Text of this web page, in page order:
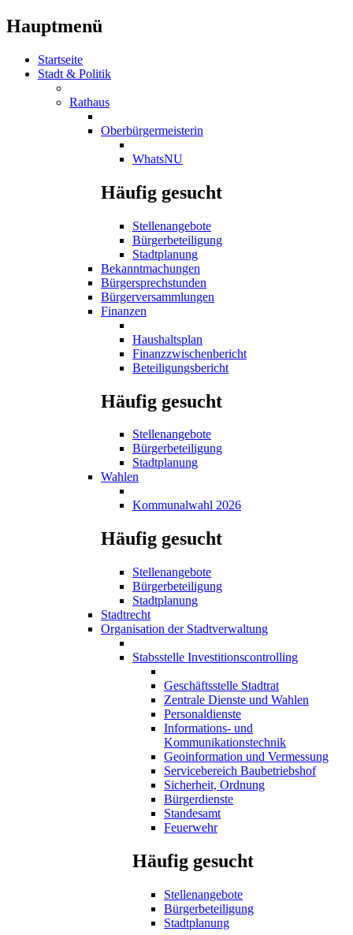
Hauptmenü
Startseite
Stadt & Politik
Rathaus
Oberbürgermeisterin
WhatsNU
Häufig gesucht
Stellenangebote
Bürgerbeteiligung
Stadtplanung
Bekanntmachungen
Bürgersprechstunden
Bürgerversammlungen
Finanzen
Haushaltsplan
Finanzzwischenbericht
Beteiligungsbericht
Häufig gesucht
Stellenangebote
Bürgerbeteiligung
Stadtplanung
Wahlen
Kommunalwahl 2026
Häufig gesucht
Stellenangebote
Bürgerbeteiligung
Stadtplanung
Stadtrecht
Organisation der Stadtverwaltung
Stabsstelle Investitionscontrolling
Geschäftsstelle Stadtrat
Zentrale Dienste und Wahlen
Personaldienste
Informations- und
Kommunikationstechnik
Geoinformation und Vermessung
Servicebereich Baubetriebshof
Sicherheit, Ordnung
Bürgerdienste
Standesamt
Feuerwehr
Häufig gesucht
Stellenangebote
Bürgerbeteiligung
Stadtplanung